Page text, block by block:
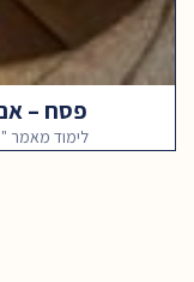
פסח –
לימוד מאמר